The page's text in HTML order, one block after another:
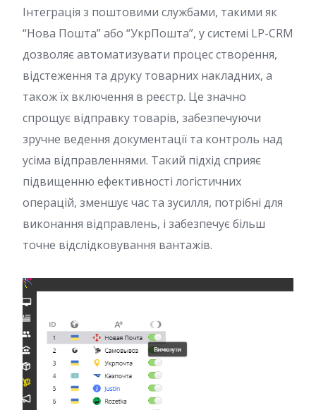
Інтеграція з поштовими службами, такими як
“Нова Пошта” або “УкрПошта”, у системі LP-CRM
дозволяє автоматизувати процес створення,
відстеження та друку товарних накладних, а
також їх включення в реєстр. Це значно
спрощує відправку товарів, забезпечуючи
зручне ведення документації та контроль над
усіма відправленнями. Такий підхід сприяє
підвищенню ефективності логістичних
операцій, зменшує час та зусилля, потрібні для
виконання відправлень, і забезпечує більш
точне відслідковування вантажів.